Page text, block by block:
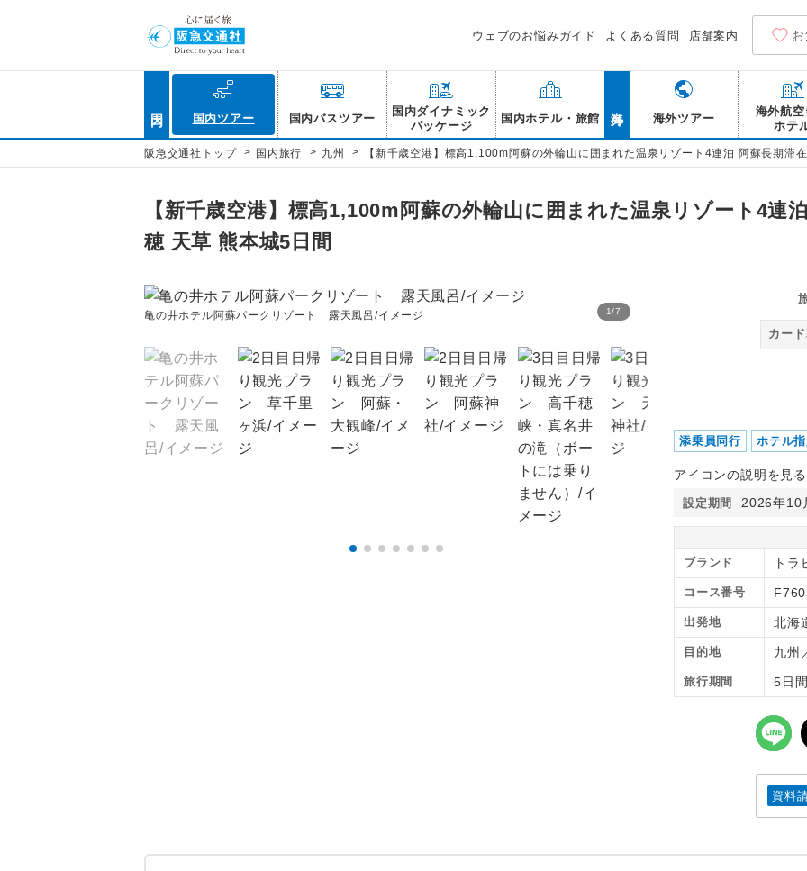
ウェブのお悩みガイド よくある質問 店舗案内
国内ツアー 国内バスツアー
国内ダイナミック
パッケージ
国内ホテル・旅館 海外ツアー
海外航空
ホテ
阪急交通社トップ > 国内旅行 > 九州 > 【新千歳空港】標高1,100m阿蘇の外輪山に囲まれた温泉リゾート4連泊 阿蘇長期滞
【新千歳空港】標高1,100m阿蘇の外輪山に囲まれた温泉リゾート4連
穂 天草 熊本城5日間
1/7
亀の井ホテル阿蘇パークリゾート 露天風呂/イメージ
カー
添乗員同行 ホテル指
アイコンの説明を見
設定期間 2026年10
ブランド トラ
コース番号
出発地 北海
目的地 九州
旅行期間 5日間
資料